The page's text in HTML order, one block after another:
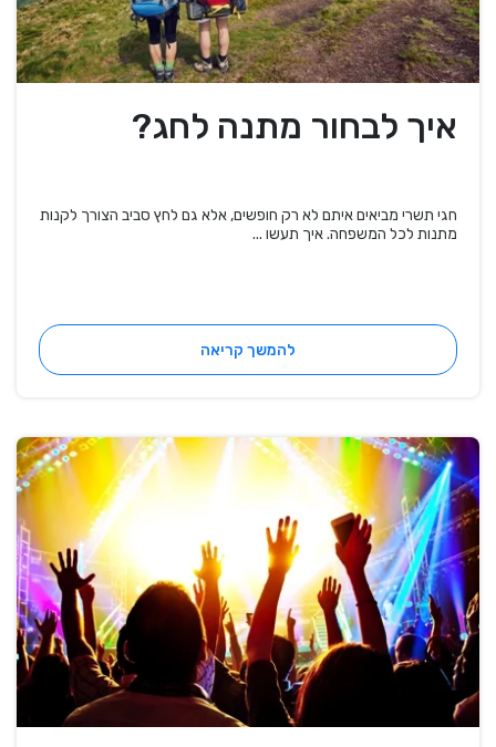
איך לבחור מתנה לחג?
חגי תשרי מביאים איתם לא רק חופשים, אלא גם לחץ סביב הצורך לקנות
מתנות לכל המשפחה. איך תעשו ...
להמשך קריאה